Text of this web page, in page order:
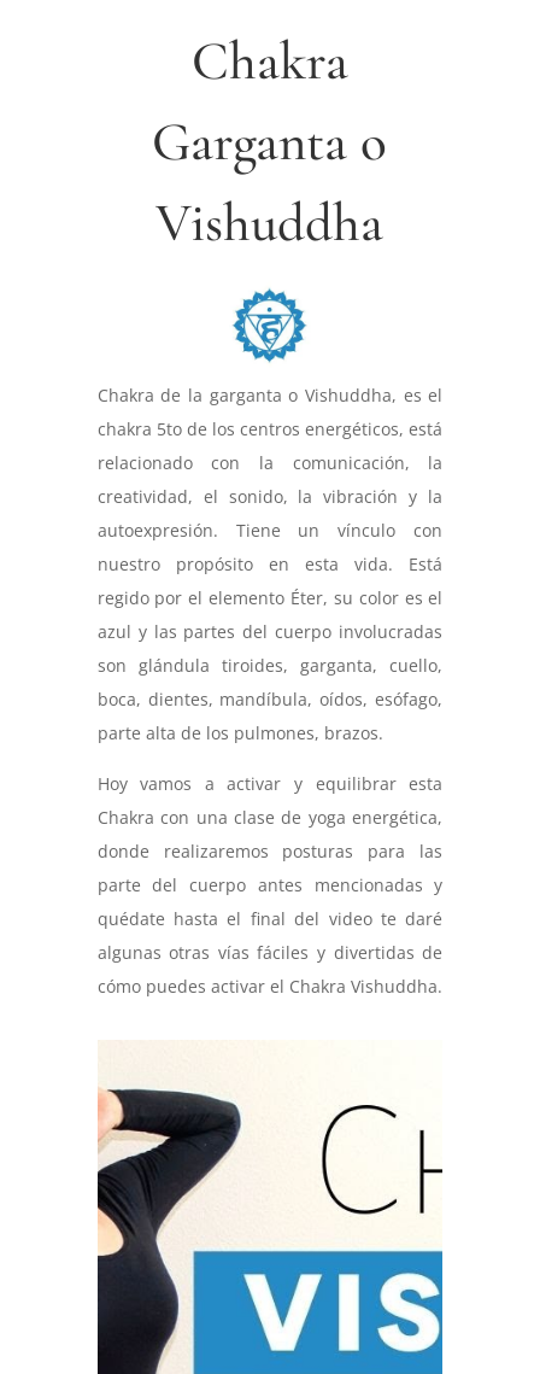
Chakra
Garganta o
Vishuddha
Chakra de la garganta o Vishuddha, es el
chakra 5to de los centros energéticos, está
relacionado con la comunicación, la
creatividad, el sonido, la vibración y la
autoexpresión. Tiene un vínculo con
nuestro propósito en esta vida. Está
regido por el elemento Éter, su color es el
azul y las partes del cuerpo involucradas
son glándula tiroides, garganta, cuello,
boca, dientes, mandíbula, oídos, esófago,
parte alta de los pulmones, brazos.
Hoy vamos a activar y equilibrar esta
Chakra con una clase de yoga energética,
donde realizaremos posturas para las
parte del cuerpo antes mencionadas y
quédate hasta el final del video te daré
algunas otras vías fáciles y divertidas de
cómo puedes activar el Chakra Vishuddha.